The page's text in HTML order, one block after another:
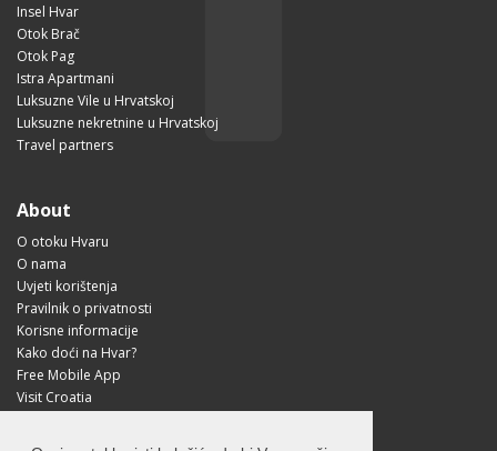
Insel Hvar
Otok Brač
Otok Pag
Istra Apartmani
Luksuzne Vile u Hrvatskoj
Luksuzne nekretnine u Hrvatskoj
Travel partners
About
O otoku Hvaru
O nama
Uvjeti korištenja
Pravilnik o privatnosti
Korisne informacije
Kako doći na Hvar?
Free Mobile App
Visit Croatia